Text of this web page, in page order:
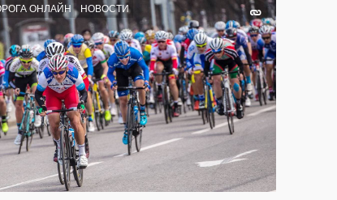
ОНЛАЙН НОВОСТИ